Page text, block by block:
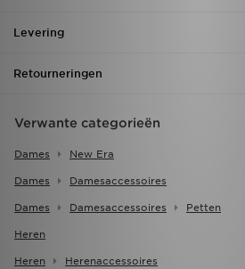
Levering
Retourneringen
Verwante categorieën
Dames New Era
Dames Damesaccessoires
Dames Damesaccessoires Petten
Heren
Heren Herenaccessoires